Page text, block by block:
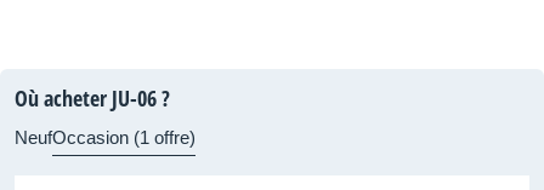
Où acheter JU-06 ?
NeufOccasion (1 offre)